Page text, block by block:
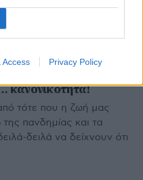
Access Privacy Policy
κανονικότητα!
τότε που η ζωή μας
πανδημίας και τα
δειλά να δείχνουν ότι